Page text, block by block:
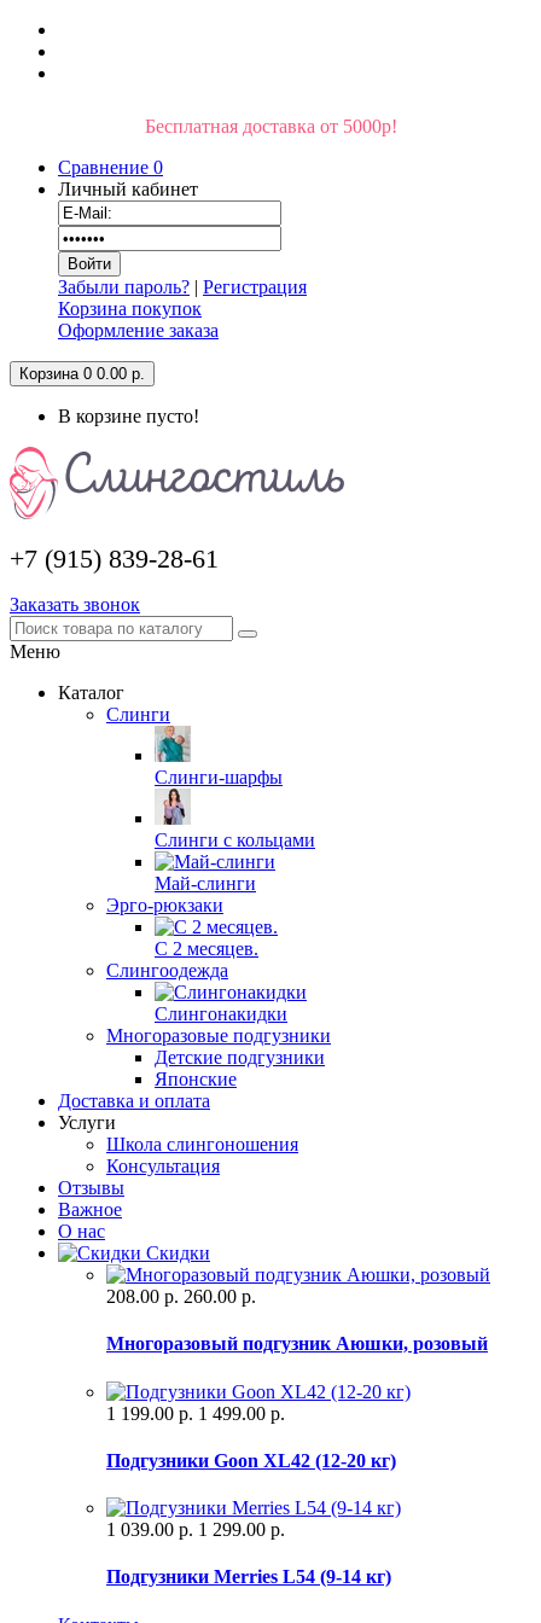
Бесплатная доставка от 5000р!
Сравнение 0
Личный кабинет
Забыли пароль? | Регистрация
Корзина покупок
Оформление заказа
Корзина 0 0.00 р.
В корзине пусто!
+7 (915) 839-28-61
Заказать звонок
Меню
Каталог
Слинги
Слинги-шарфы
Слинги с кольцами
Май-слинги
Эрго-рюкзаки
С 2 месяцев.
Слингоодежда
Слингонакидки
Многоразовые подгузники
Детские подгузники
Японские
Доставка и оплата
Услуги
Школа слингоношения
Консультация
Отзывы
Важное
О нас
Скидки
208.00 р. 260.00 р.
Многоразовый подгузник Аюшки, розовый
1 199.00 р. 1 499.00 р.
Подгузники Goon XL42 (12-20 кг)
1 039.00 р. 1 299.00 р.
Подгузники Merries L54 (9-14 кг)